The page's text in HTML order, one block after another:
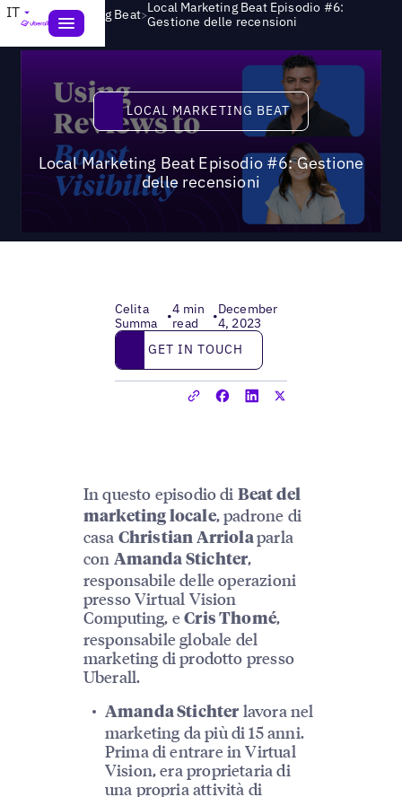
IT Local Marketing Beat>Local Marketing Beat Episodio #6:
Gestione delle recensioni
Local Marketing Beat
LOCAL MARKETING BEAT
Local Marketing Beat Episodio #6: Gestione
delle recensioni
Celita
Summa
•4 min
read
•December
4, 2023
Get in touch
GET IN TOUCH
In questo episodio di Beat del
marketing locale, padrone di
casa Christian Arriolaparla
con Amanda Stichter,
responsabile delle operazioni
presso Virtual Vision
Computing, eCris Thomé,
responsabile globale del
marketing di prodotto presso
Uberall.
Amanda Stichter lavora nel
marketing da più di 15 anni.
Prima di entrare in Virtual
Vision, era proprietaria di
una propria attività di